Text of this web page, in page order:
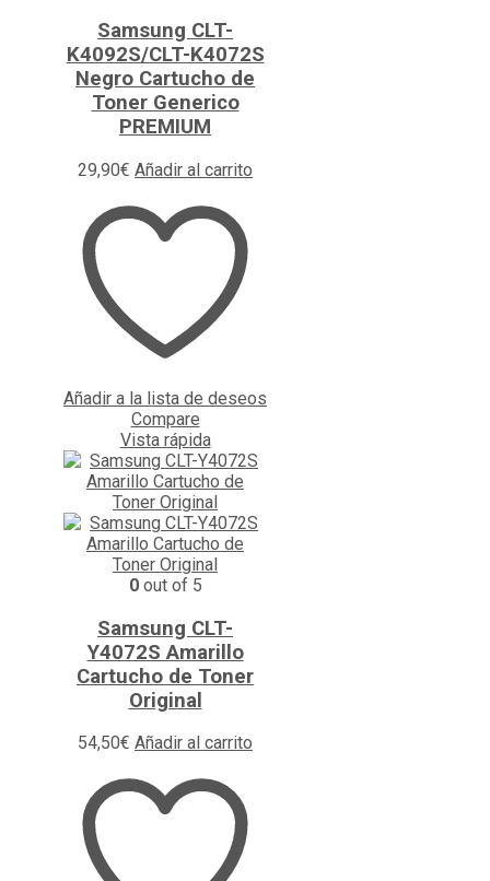
Samsung CLT-
K4092S/CLT-K4072S
Negro Cartucho de
Toner Generico
PREMIUM
29,90€ Añadir al carrito
Añadir a la lista de deseos
Compare
Vista rápida
0out of 5
Samsung CLT-
Y4072S Amarillo
Cartucho de Toner
Original
54,50€ Añadir al carrito